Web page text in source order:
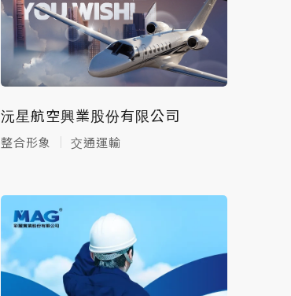
沅星航空興業股份有限公司
整合形象 交通運輸